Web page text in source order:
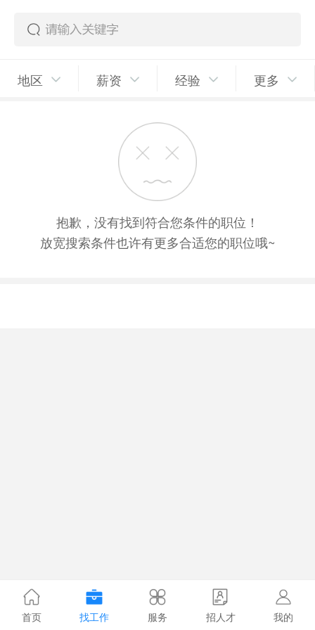
地区 薪资 经验 更多
抱歉，没有找到符合您条件的职位！
放宽搜索条件也许有更多合适您的职位哦~
首页 找工作 服务 招人才 我的